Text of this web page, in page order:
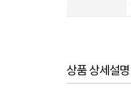
상품 상세설명